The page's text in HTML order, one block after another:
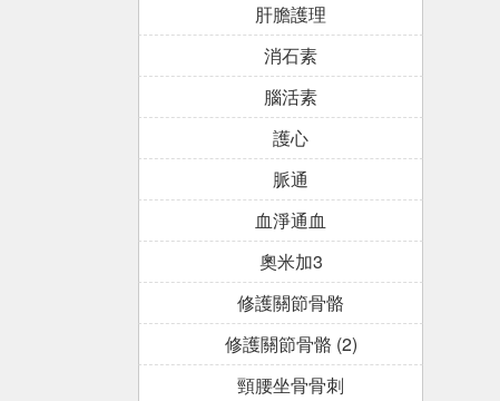
肝膽護理
消石素
腦活素
護心
脈通
血淨通血
奧米加3
修護關節骨骼
修護關節骨骼 (2)
頸腰坐骨骨刺